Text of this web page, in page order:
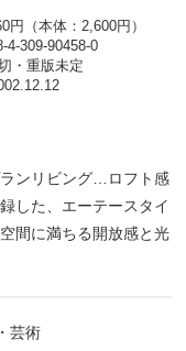
円（本体：2,600円）
4-309-90458-0
・重版未定
ンリビング…ロフト感
した、エーテースタイ
間に満ちる開放感と光
芸術